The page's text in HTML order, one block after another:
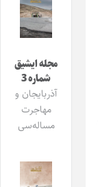
مجله ایشیق
شماره 3
آذربایجان و
مهاجرت
مساله‌سی